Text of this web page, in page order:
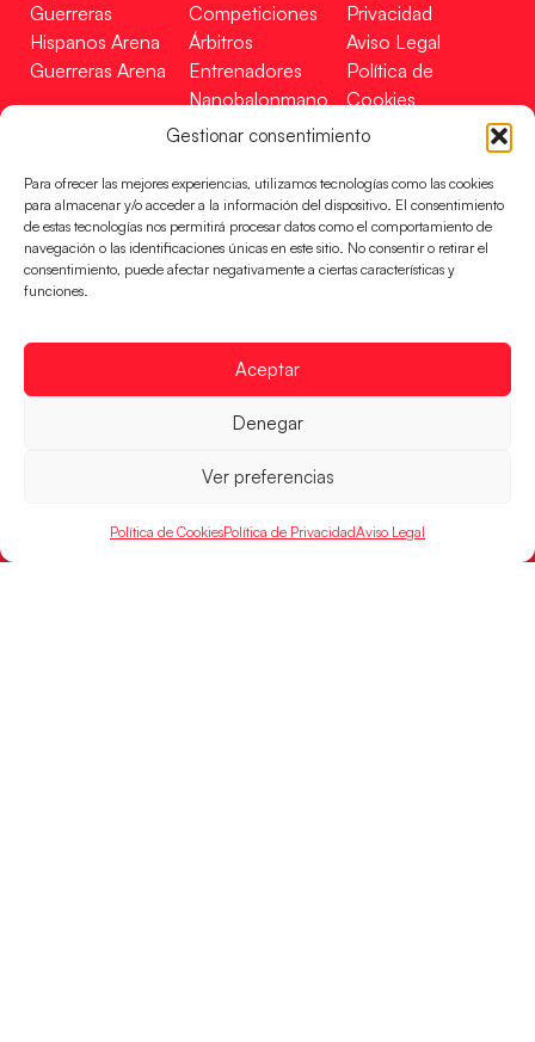
Gestionar consentimiento
Para ofrecer las mejores experiencias, utilizamos tecnologías como las cookies
para almacenar y/o acceder a la información del dispositivo. El consentimiento
de estas tecnologías nos permitirá procesar datos como el comportamiento de
navegación o las identificaciones únicas en este sitio. No consentir o retirar el
consentimiento, puede afectar negativamente a ciertas características y
funciones.
Aceptar
Denegar
Ver preferencias
Política de CookiesPolítica de PrivacidadAviso Legal
Guerreras
Hispanos Arena
Guerreras Arena
Competiciones
Árbitros
Entrenadores
Nanobalonmano
Tienda
Privacidad
Aviso Legal
Política de
Cookies
Mapa Web
Incidencias
CONTACTO
EN
FINANCIADO
RFEBM © 2024. Todos los derechos reservados –
Desarrollado por